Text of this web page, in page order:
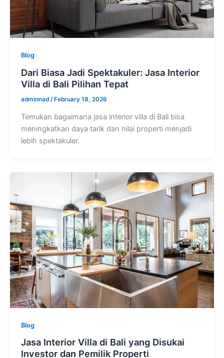
Blog
Dari Biasa Jadi Spektakuler: Jasa Interior
Villa di Bali Pilihan Tepat
adminnad /February 18, 2026
Temukan bagaimana jasa interior villa di Bali bisa
meningkatkan daya tarik dan nilai properti menjadi
lebih spektakuler.
Blog
Jasa Interior Villa di Bali yang Disukai
Investor dan Pemilik Properti